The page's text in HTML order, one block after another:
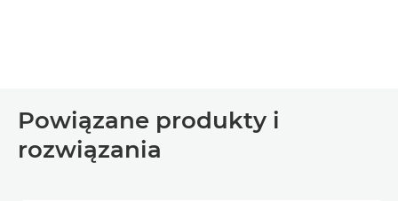
Powiązane produkty i
rozwiązania